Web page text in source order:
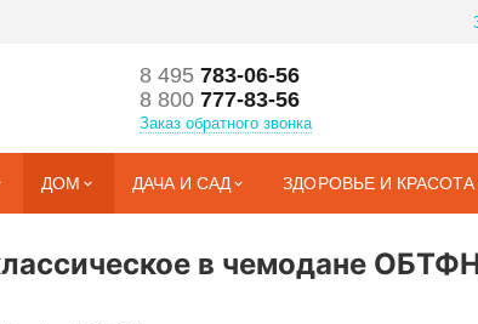
8 495783-06-56
8 800777-83-56
Заказ обратного звонка
ДОМ ДАЧА И САД ЗДОРОВЬЕ И КРАСОТА
в чемодане